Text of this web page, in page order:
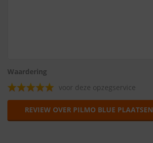
Waardering
voor deze opzegservice
REVIEW OVER PILMO BLUE PLAATSEN